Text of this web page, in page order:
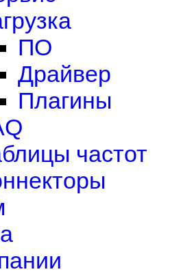
ПО
Драйвер
Плагины
частот